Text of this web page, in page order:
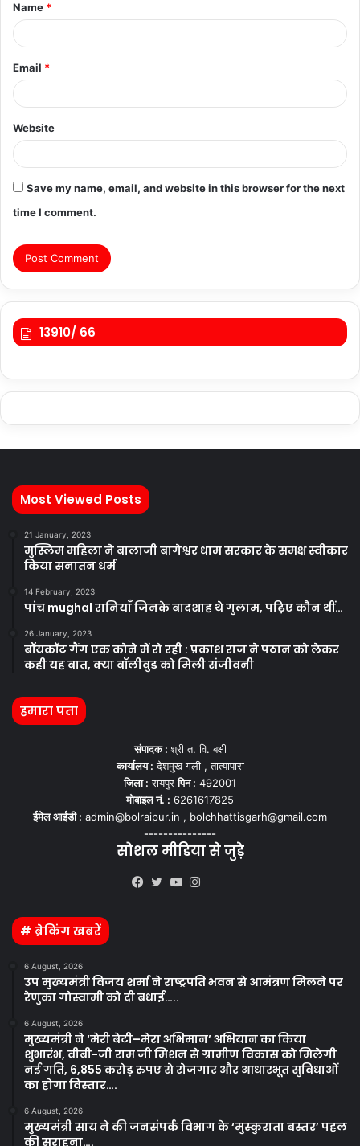
*
Name *
Email *
Website
Save my name, email, and website in this browser for the next
time I comment.
13910/ 66
Most Viewed Posts
21 January, 2023
मुस्लिम महिला ने बालाजी बागेश्वर धाम सरकार के समक्ष स्वीकार
किया सनातन धर्म
14 February, 2023
पांच mughal रानियाँ जिनके बादशाह थे गुलाम, पढ़िए कौन थीं…
26 January, 2023
बॉयकॉट गैंग एक कोने में रो रही : प्रकाश राज ने पठान को लेकर
कही यह बात, क्या बॉलीवुड को मिली संजीवनी
हमारा पता
संपादक :श्री त. वि. बक्षी
कार्यालय : देशमुख गली , तात्यापारा
जिला : रायपुरपिन : 492001
मोबाइल नं. : 6261617825
ईमेल आईडी : admin@bolraipur.in , bolchhattisgarh@gmail.com
---------------
सोशल मीडिया से जुड़े
# ब्रेकिंग खबरें
6 August, 2026
उप मुख्यमंत्री विजय शर्मा ने राष्ट्रपति भवन से आमंत्रण मिलने पर
रेणुका गोस्वामी को दी बधाई…..
6 August, 2026
मुख्यमंत्री ने ‘मेरी बेटी–मेरा अभिमान’ अभियान का किया
शुभारंभ, वीबी-जी राम जी मिशन से ग्रामीण विकास को मिलेगी
नई गति, 6,855 करोड़ रुपए से रोजगार और आधारभूत सुविधाओं
का होगा विस्तार….
6 August, 2026
मुख्यमंत्री साय ने की जनसंपर्क विभाग के ‘मुस्कुराता बस्तर’ पहल
की सराहना….